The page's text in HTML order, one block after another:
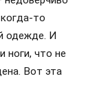
то
одежде. И
ноги, что не
Вот эта